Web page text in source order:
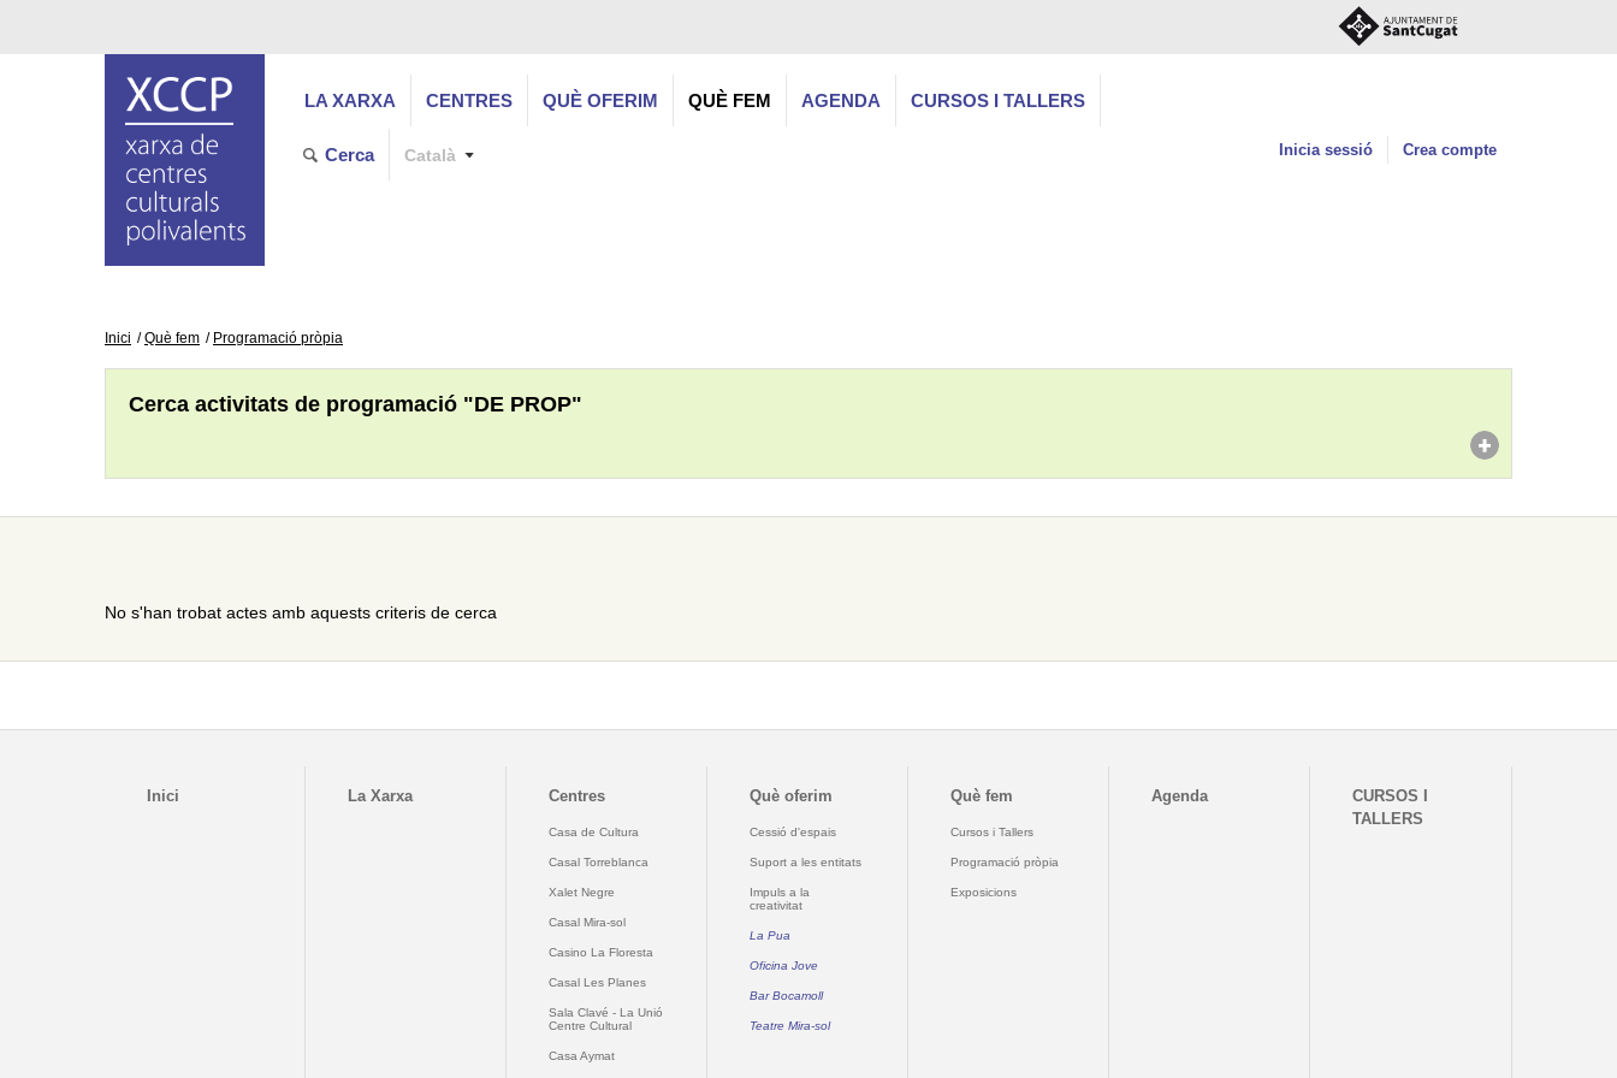
LA XARXA CENTRES QUÈ OFERIM QUÈ FEM AGENDA CURSOS I TALLERS
Cerca Català Inicia sessió Crea compte
Inici Què fem Programació pròpia
Cerca activitats de programació "DE PROP"
No s'han trobat actes amb aquests criteris de cerca
Inici La Xarxa Centres
Casa de Cultura
Casal Torreblanca
Xalet Negre
Casal Mira-sol
Casino La Floresta
Casal Les Planes
Sala Clavé - La Unió
Centre Cultural
Casa Aymat
Què oferim
Cessió d'espais
Suport a les entitats
Impuls a la
creativitat
La Pua
Oficina Jove
Bar Bocamoll
Teatre Mira-sol
Què fem
Cursos i Tallers
Programació pròpia
Exposicions
Agenda
CURSOS I
TALLERS